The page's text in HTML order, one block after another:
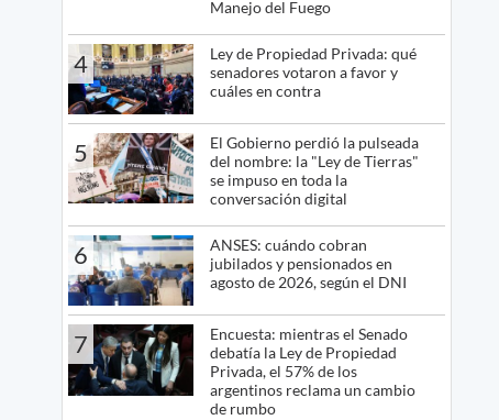
Manejo del Fuego
4
Ley de Propiedad Privada: qué
senadores votaron a favor y
cuáles en contra
5
El Gobierno perdió la pulseada
del nombre: la "Ley de Tierras"
se impuso en toda la
conversación digital
6
ANSES: cuándo cobran
jubilados y pensionados en
agosto de 2026, según el DNI
7
Encuesta: mientras el Senado
debatía la Ley de Propiedad
Privada, el 57% de los
argentinos reclama un cambio
de rumbo